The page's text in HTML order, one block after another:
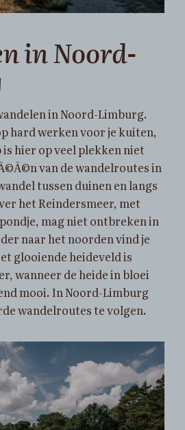
in Noord-
in Noord-Limburg.
hard werken voor je kuiten,
hier op veel plekken niet
van de wandelroutes in
tussen duinen en langs
het Reindersmeer, met
mag niet ontbreken in
naar het noorden vind je
glooiende heideveld is
wanneer de heide in bloei
mooi. In Noord-Limburg
wandelroutes te volgen.